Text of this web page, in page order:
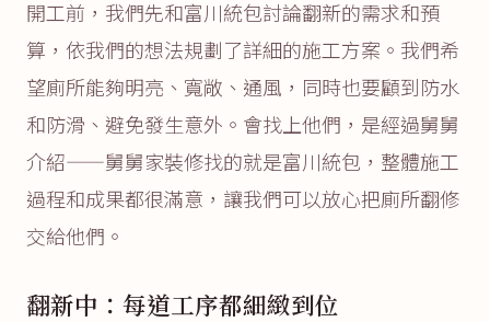
開工前，我們先和富川統包討論翻新的需求和預
算，依我們的想法規劃了詳細的施工方案。我們希
望廁所能夠明亮、寬敞、通風，同時也要顧到防水
和防滑、避免發生意外。會找上他們，是經過舅舅
介紹——舅舅家裝修找的就是富川統包，整體施工
過程和成果都很滿意，讓我們可以放心把廁所翻修
交給他們。
翻新中：每道工序都細緻到位